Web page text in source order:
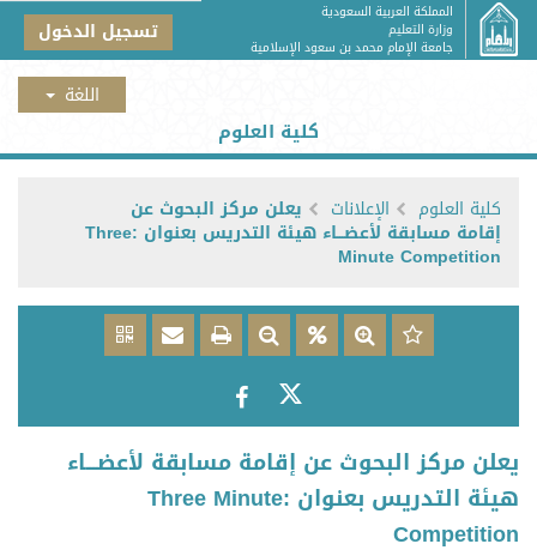
المملكة العربية السعودية
وزارة التعليم
جامعة الإمام محمد بن سعود الإسلامية تسجيل الدخول
كلية العلوم
كلية العلوم الإعلانات يعلن مركز البحوث عن
إقامة مسابقة لأعضـــاء هيئة التدريس بعنوان :Three
Minute Competition
يعلن مركز البحوث عن إقامة مسابقة لأعضـــاء
هيئة التدريس بعنوان :Three Minute
Competition